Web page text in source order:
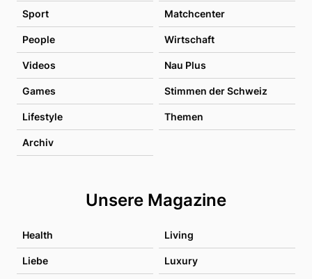
Sport Matchcenter
People Wirtschaft
Videos Nau Plus
Games Stimmen der Schweiz
Lifestyle Themen
Archiv
Unsere Magazine
Health Living
Liebe Luxury